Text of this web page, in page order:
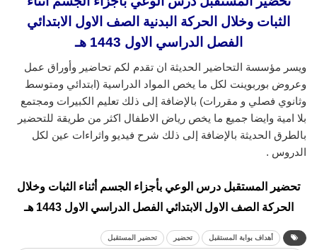
الثبات وخلال الحركة البدنية الصف الاول الابتدائي
الفصل الدراسي الاول 1443 هـ
ويسر مؤسسة التحاضير الحديثة ان تقدم لكم تحاضير وأوراق عمل
وعروض بوربوينت لكل ما يخص المواد الدراسية (ابتدائي ومتوسط
وثانوي فصلي و مقررات) بالإضافة إلى ذلك تعليم الكبيرات ومجتمع
بلا امية وايضا جميع ما يخص رياض الاطفال اكثر من طريقة للتحضير
بالطرق الحديثة بالإضافة إلى ذلك شرح فيديو واثراءات عين لكل
الدروس .
تحضير المستقبل درس الوعي بأجزاء الجسم أثناء الثبات وخلال
الحركة الصف الاول الابتدائي الفصل الدراسي الاول 1443 هـ
أهداف بوابة المستقبل تحضير تحضير المستقبل